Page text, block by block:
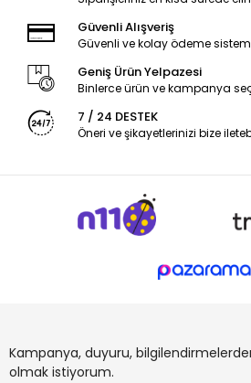
Güvenli Alışveriş
Güvenli ve kolay ödeme
Geniş Ürün Yelpazesi
Binlerce ürün ve kampanya
7 / 24 DESTEK
Öneri ve şikayetlerinizi bize
Kampanya, duyuru,
olmak istiyorum.